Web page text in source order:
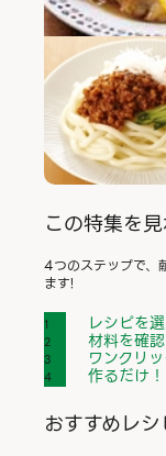
この特集を
4つのステップで、
ます!
レシピを
材料を確認
ワンクリ
作るだけ！
おすすめレ